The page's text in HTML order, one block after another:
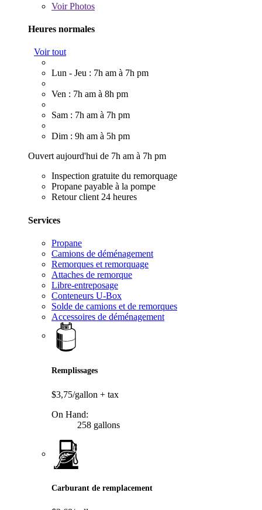
VoirPhotos
Heures normales
Voir tout
Lun - Jeu : 7h am à 7h pm
Ven : 7h am à 8h pm
Sam : 7h am à 7h pm
Dim : 9h am à 5h pm
Ouvert aujourd'hui de 7h am à 7h pm
Inspection gratuite du remorquage
Propane payable à la pompe
Retour client 24 heures
Services
Propane
Camions de déménagement
Remorques et remorquage
Attaches de remorque
Libre-entreposage
Conteneurs U-Box
Solde de camions et de remorques
Accessoires de déménagement
Remplissages
$3,75/gallon + tax
On Hand:
258 gallons
Carburant de remplacement